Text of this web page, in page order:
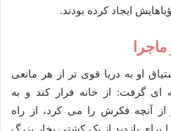
ایجاد کرده بودند.
او به دریا قوی تر از هر مانعی
گرفت: از خانه فرار کند و به
آنچه فکرش را می کرد، از راه